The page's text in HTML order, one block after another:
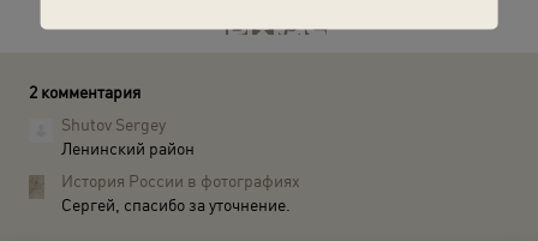
2 комментария
Shutov Sergey
Ленинский район
История России в фотографиях
Сергей, спасибо за уточнение.